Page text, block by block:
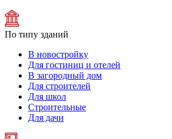
По типу зданий
В новостройку
Для гостиниц и отелей
В загородный дом
Для строителей
Для школ
Строительные
Для дачи